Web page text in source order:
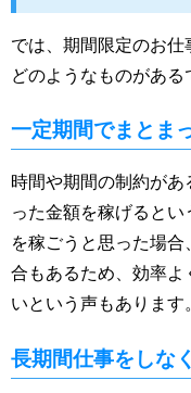
では、期間限定のお
どのようなものがある
一定期間でまとま
時間や期間の制約があ
った金額を稼げると
を稼ごうと思った場
合もあるため、効率よ
いという声もあります
長期間仕事をしな